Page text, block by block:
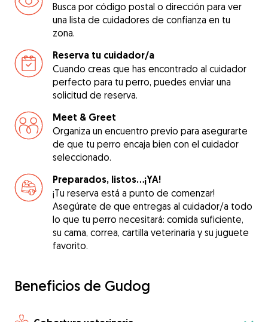
Busca por código postal o dirección para ver
una lista de cuidadores de confianza en tu
zona.
Reserva tu cuidador/a
Cuando creas que has encontrado al cuidador
perfecto para tu perro, puedes enviar una
solicitud de reserva.
Meet & Greet
Organiza un encuentro previo para asegurarte
de que tu perro encaja bien con el cuidador
seleccionado.
Preparados, listos...¡YA!
¡Tu reserva está a punto de comenzar!
Asegúrate de que entregas al cuidador/a todo
lo que tu perro necesitará: comida suficiente,
su cama, correa, cartilla veterinaria y su juguete
favorito.
Beneficios de Gudog